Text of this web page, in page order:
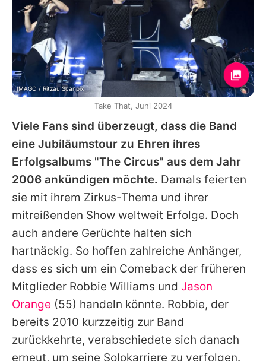
Viele Fans sind überzeugt, dass die Band
eine Jubiläumstour zu Ehren ihres
Erfolgsalbums "The Circus" aus dem Jahr
2006 ankündigen möchte. Damals feierten
sie mit ihrem Zirkus-Thema und ihrer
mitreißenden Show weltweit Erfolge. Doch
auch andere Gerüchte halten sich
hartnäckig. So hoffen zahlreiche Anhänger,
dass es sich um ein Comeback der früheren
Mitglieder Robbie Williams und Jason
Orange (55) handeln könnte. Robbie, der
bereits 2010 kurzzeitig zur Band
zurückkehrte, verabschiedete sich danach
erneut, um seine Solokarriere zu verfolgen.
IMAGO / Ritzau Scanpix
Take That, Juni 2024